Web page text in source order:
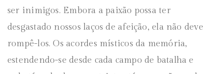
ser inimigos. Embora a paixão possa ter
desgastado nossos laços de afeição, ela não deve
rompê-los. Os acordes místicos da memória,
estendendo-se desde cada campo de batalha e